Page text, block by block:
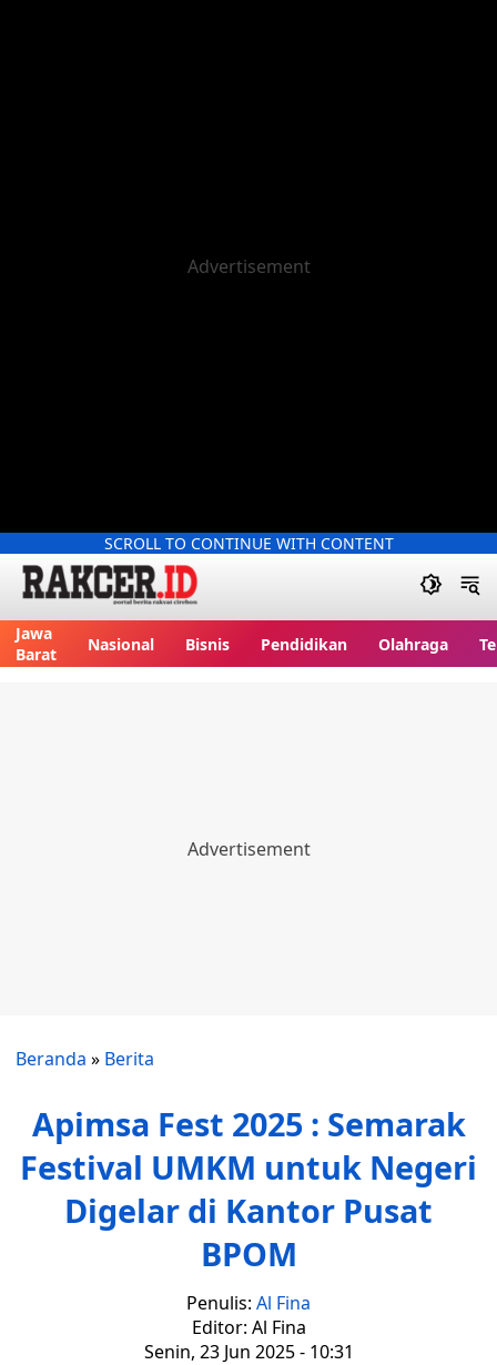
SCROLL TO CONTINUE WITH CONTENT
Jawa
Barat
Nasional Bisnis Pendidikan Olahraga
Beranda » Berita
Apimsa Fest 2025 : Semarak
Festival UMKM untuk Negeri
Digelar di Kantor Pusat
BPOM
Penulis: Al Fina
Editor: Al Fina
Senin, 23 Jun 2025 - 10:31